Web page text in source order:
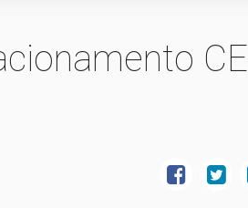
CE